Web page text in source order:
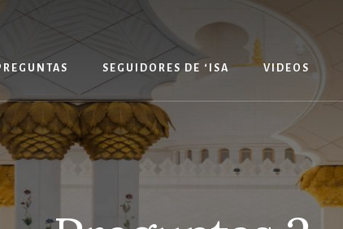
SEGUIDORES DE ‘ISA VIDEOS